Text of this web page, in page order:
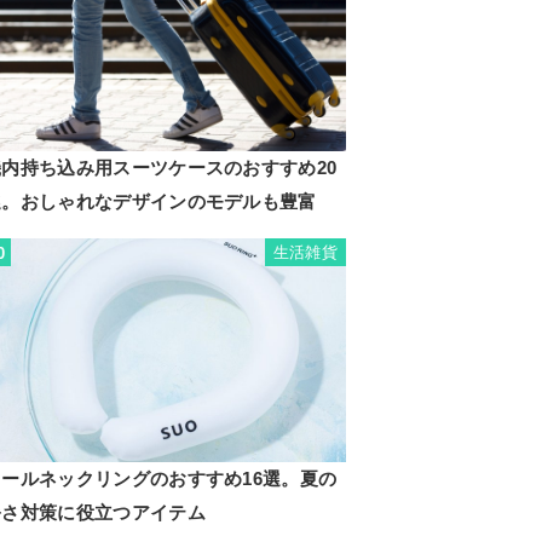
持ち込み用スーツケースのおすすめ20
おしゃれなデザインのモデルも豊富
生活雑貨
ルネックリングのおすすめ16選。夏の
対策に役立つアイテム